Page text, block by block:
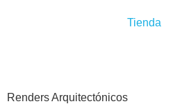
Tienda
Renders Arquitectónicos